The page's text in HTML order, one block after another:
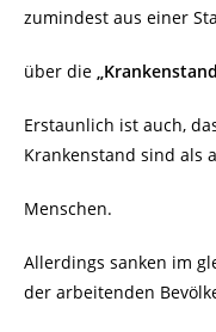
zumindest aus einer
über die
Erstaunlich ist auch,
Krankenstand sind als
Menschen.
Allerdings sanken im
der arbeitenden